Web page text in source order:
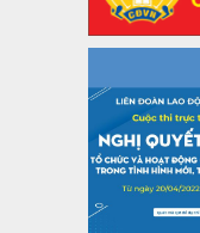
lượt xem: 4953 | lượt
35/HD-TLĐ
công tác kiểm tra,
Thời gian đăng: 27/
lượt xem: 2078 |
50/2024/QH/15
Luật Công đoàn 2024
Thời gian đăng: 25/